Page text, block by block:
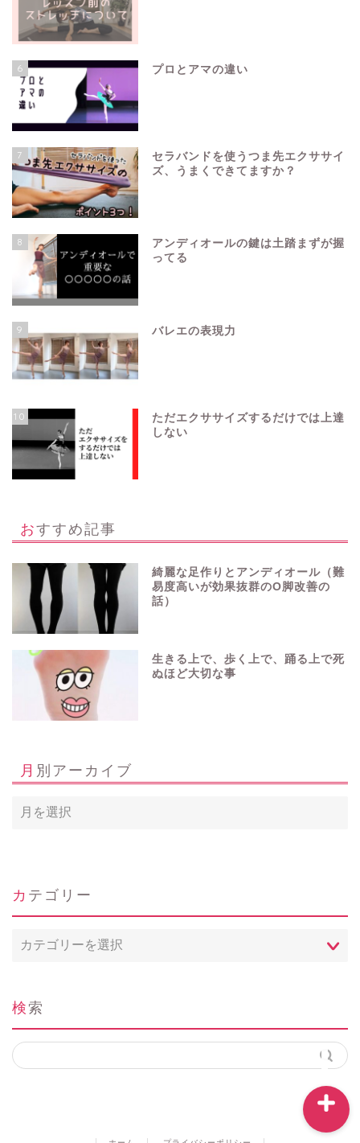
6 プロとアマの違い
7
セラバンドを使うつま先エクササイ
ズ、うまくできてますか？
8
アンディオールの鍵は土踏まずが握
ってる
9 バレエの表現力
10
ただエクササイズするだけでは上達
しない
おすすめ記事
綺麗な足作りとアンディオール（難
易度高いが効果抜群のO脚改善の
話）
生きる上で、歩く上で、踊る上で死
ぬほど大切な事
月別アーカイブ
カテゴリー
テ
ー 検索